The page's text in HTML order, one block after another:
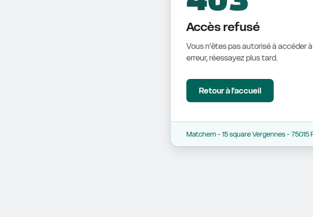
Accès refusé
Vous n'êtes pas autorisé à accéder
erreur, réessayez plus tard.
Retour à l'accueil
Matchem - 15 square Vergennes - 75015